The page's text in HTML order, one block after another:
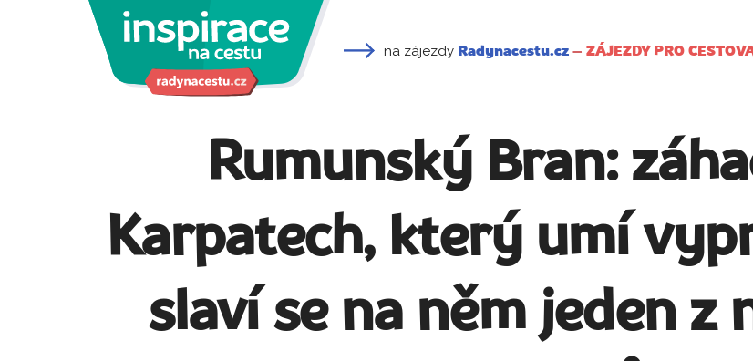
na zájezdy Radynacestu.cz – ZÁJEZDY PRO
Rumunský Bran:
Karpatech, který umí
slaví se na něm jeden z